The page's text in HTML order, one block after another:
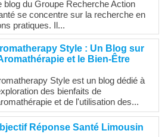
blog du Groupe Recherche Action
se concentre sur la recherche en
pratiques. Il...
Style : Un Blog sur
et le Bien-Être
Style est un blog dédié à
des bienfaits de
et de l'utilisation des...
Réponse Santé Limousin